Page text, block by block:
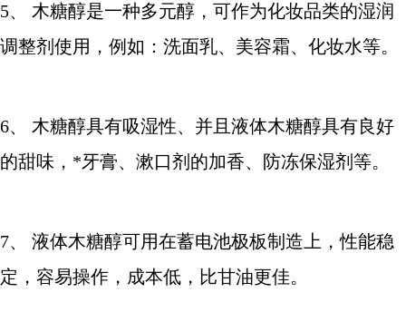
5、 木糖醇是一种多元醇，可作为化妆品类的湿润
调整剂使用，例如：洗面乳、美容霜、化妆水等。
6、 木糖醇具有吸湿性、并且液体木糖醇具有良好
的甜味，*牙膏、漱口剂的加香、防冻保湿剂等。
7、 液体木糖醇可用在蓄电池极板制造上，性能稳
定，容易操作，成本低，比甘油更佳。